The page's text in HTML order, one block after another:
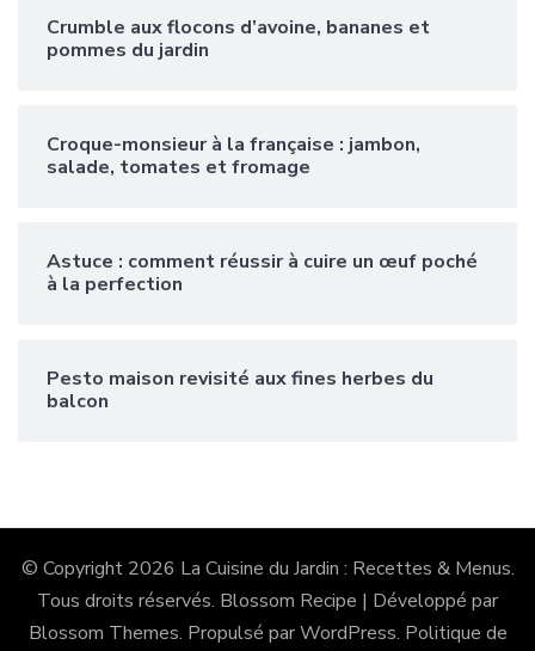
Crumble aux flocons d’avoine, bananes et
pommes du jardin
Croque-monsieur à la française : jambon,
salade, tomates et fromage
Astuce : comment réussir à cuire un œuf poché
à la perfection
Pesto maison revisité aux fines herbes du
balcon
© Copyright 2026 La Cuisine du Jardin : Recettes & Menus.
Tous droits réservés. Blossom Recipe | Développé par
Blossom Themes. Propulsé parWordPress. Politique de